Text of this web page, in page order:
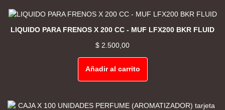
LIQUIDO PARA FRENOS X 200 CC - MUF LFX200 BKR FLUID
$ 2.500,00
Añadir al carrito